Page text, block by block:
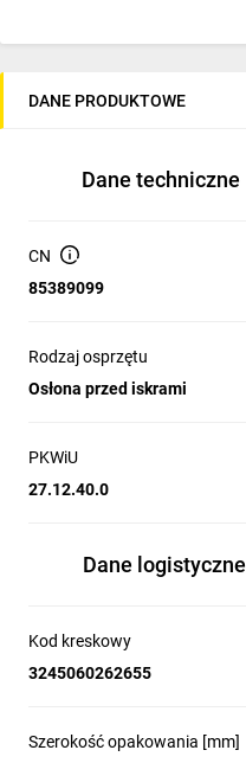
DANE PRODUKTOWE
Dane techniczne
CN
85389099
Rodzaj osprzętu
Osłona przed iskrami
PKWiU
27.12.40.0
Dane logistyczne
Kod kreskowy
3245060262655
Szerokość opakowania [mm]